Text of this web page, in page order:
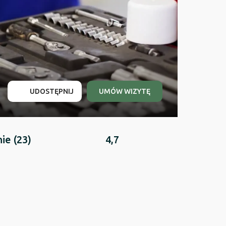
UDOSTĘPNIJ UMÓW WIZYTĘ
(23) 4,7